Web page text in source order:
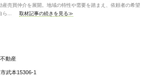
売買仲介を展開。地域の特性や需要を踏まえ、依頼者の希望
...
取材記事の続きを見る≫
動産
武本15306-1